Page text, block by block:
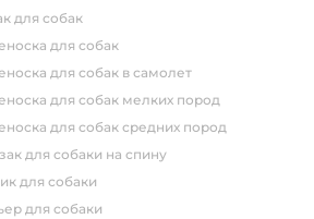
для собак
для собак
для собак в самолет
для собак мелких пород
для собак средних пород
для собаки на спину
для собаки
для собаки